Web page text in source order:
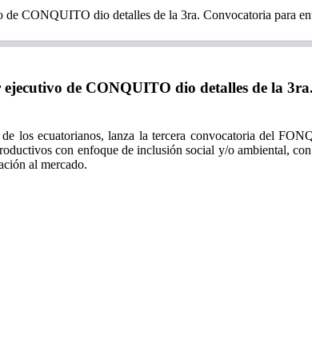
de CONQUITO dio detalles de la
los ecuatorianos, lanza la tercera convocatoria del
con enfoque de inclusión social y/o ambiental,
al mercado.